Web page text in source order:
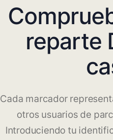
reparte
Cada marcador
otros usuarios de
Introduciendo tu